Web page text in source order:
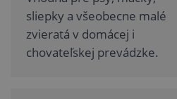
sliepky a všeobecne malé
zvieratá v domácej i
chovateľskej prevádzke.